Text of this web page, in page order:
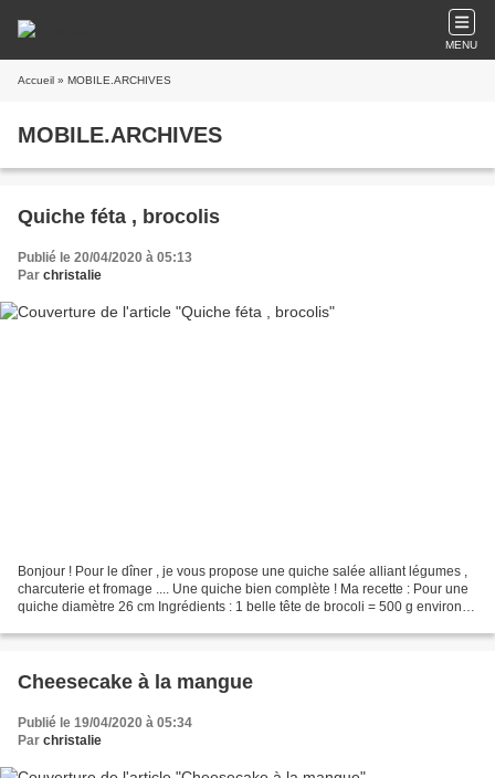
MENU
Accueil » MOBILE.ARCHIVES
MOBILE.ARCHIVES
Quiche féta , brocolis
Publié le 20/04/2020 à 05:13
Par christalie
Bonjour ! Pour le dîner , je vous propose une quiche salée alliant légumes ,
charcuterie et fromage .... Une quiche bien complète ! Ma recette : Pour une
quiche diamètre 26 cm Ingrédients : 1 belle tête de brocoli = 500 g environ
Cheesecake à la mangue
Publié le 19/04/2020 à 05:34
Par christalie